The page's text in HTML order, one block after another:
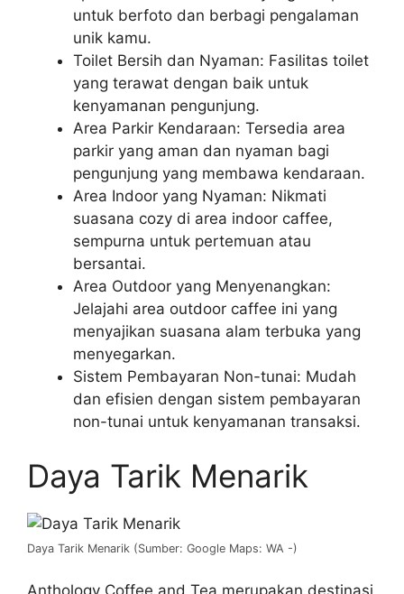
untuk berfoto dan berbagi pengalaman
unik kamu.
Toilet Bersih dan Nyaman: Fasilitas toilet
yang terawat dengan baik untuk
kenyamanan pengunjung.
Area Parkir Kendaraan: Tersedia area
parkir yang aman dan nyaman bagi
pengunjung yang membawa kendaraan.
Area Indoor yang Nyaman: Nikmati
suasana cozy di area indoor caffee,
sempurna untuk pertemuan atau
bersantai.
Area Outdoor yang Menyenangkan:
Jelajahi area outdoor caffee ini yang
menyajikan suasana alam terbuka yang
menyegarkan.
Sistem Pembayaran Non-tunai: Mudah
dan efisien dengan sistem pembayaran
non-tunai untuk kenyamanan transaksi.
Daya Tarik Menarik
Daya Tarik Menarik (Sumber: Google Maps: WA -)
Anthology Coffee and Tea merupakan destinasi